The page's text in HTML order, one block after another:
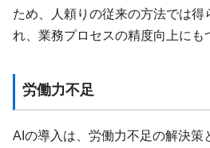
ため、人頼りの従来の方法では得
れ、業務プロセスの精度向上にも
労働力不足
AIの導入は、労働力不足の解決策